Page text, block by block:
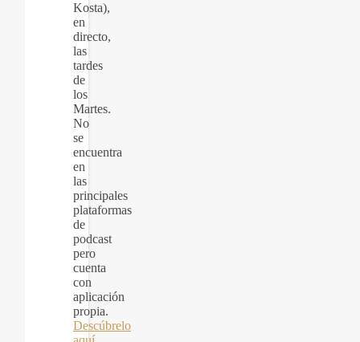
Kosta),
en
directo,
las
tardes
de
los
Martes.
No
se
encuentra
en
las
principales
plataformas
de
podcast
pero
cuenta
con
aplicación
propia.
Descúbrelo